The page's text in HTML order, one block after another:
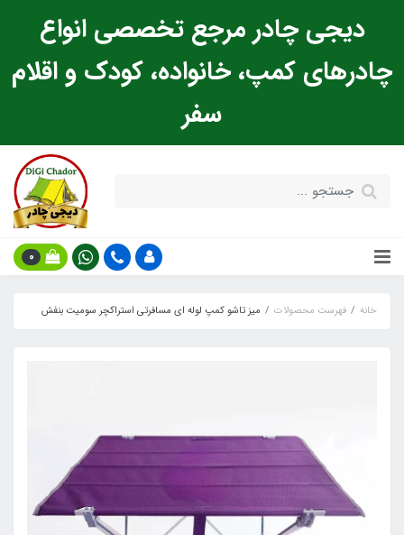
دیجی چادر مرجع تخصصی انواع
چادرهای کمپ، خانواده، کودک و اقلام
سفر
0
خانه فهرست محصولات میز تاشو کمپ لوله ای مسافرتی استراکچر سومیت بنفش